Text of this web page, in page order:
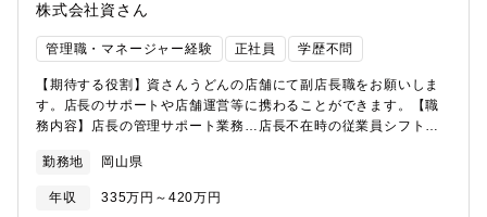
株式会社資さん
管理職・マネージャー経験 正社員 学歴不問
【期待する役割】資さんうどんの店舗にて副店長職をお願いしま
す。店長のサポートや店舗運営等に携わることができます。【職
務内容】店長の管理サポート業務…店長不在時の従業員シフト管
ホール業務…オーダー確認、料理の配膳キッチン業務…各メニュ
ーの味付け・盛り付け、揚げ物 等※ピーク時の店舗運のプロに
なることを期待しているので、基本的に日勤のシフトに入って頂
勤務地 岡山県
年収 335万円～420万円